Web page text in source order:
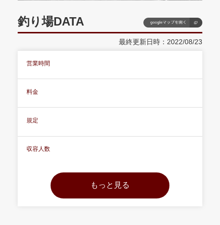
釣り場DATA
最終更新日時：2022/08/23
営業時間
料金
規定
収容人数